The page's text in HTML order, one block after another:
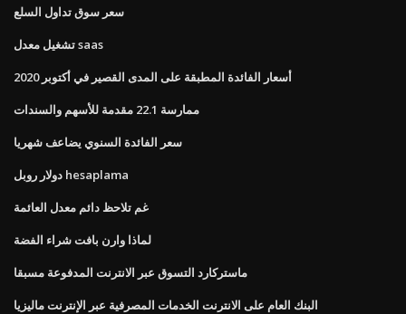
سعر سوق تداول السلع
تشغيل معدل saas
أسعار الفائدة المطبقة على المدى القصير في أكتوبر 2020
ممارسة 22.1 مقدمة للأسهم والسندات
سعر الفائدة السنوي يضاعف شهريا
دولار روبل hesaplama
غم تلاحظ دائم معدل العائمة
لماذا وارن بافت شراء الفضة
ماستركارد التسوق عبر الانترنت المدفوعة مسبقا
البنك العام على الانترنت الخدمات المصرفية عبر الإنترنت ماليزيا